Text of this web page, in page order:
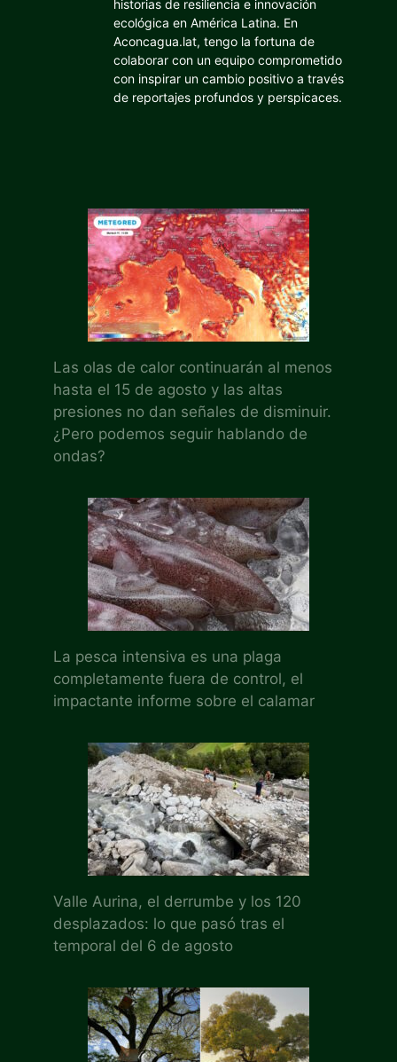
historias de resiliencia e innovación
ecológica en América Latina. En
Aconcagua.lat, tengo la fortuna de
colaborar con un equipo comprometido
con inspirar un cambio positivo a través
de reportajes profundos y perspicaces.
Las olas de calor continuarán al menos
hasta el 15 de agosto y las altas
presiones no dan señales de disminuir.
¿Pero podemos seguir hablando de
ondas?
La pesca intensiva es una plaga
completamente fuera de control, el
impactante informe sobre el calamar
Valle Aurina, el derrumbe y los 120
desplazados: lo que pasó tras el
temporal del 6 de agosto